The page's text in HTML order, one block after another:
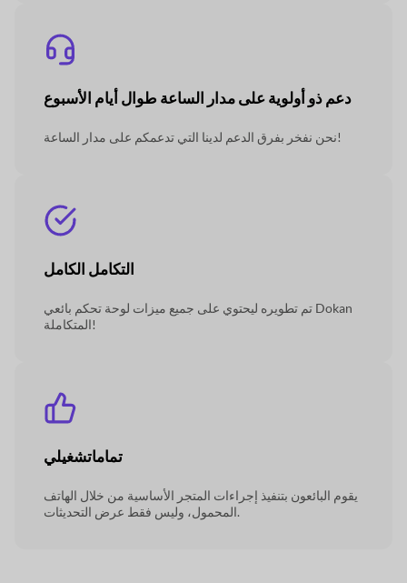
دعم ذو أولوية على مدار الساعة طوال أيام الأسبوع
نحن نفخر بفرق الدعم لدينا التي تدعمكم على مدار الساعة!
التكامل الكامل
تم تطويره ليحتوي على جميع ميزات لوحة تحكم بائعي Dokan
المتكاملة!
تماماتشغيلي
يقوم البائعون بتنفيذ إجراءات المتجر الأساسية من خلال الهاتف
المحمول، وليس فقط عرض التحديثات.